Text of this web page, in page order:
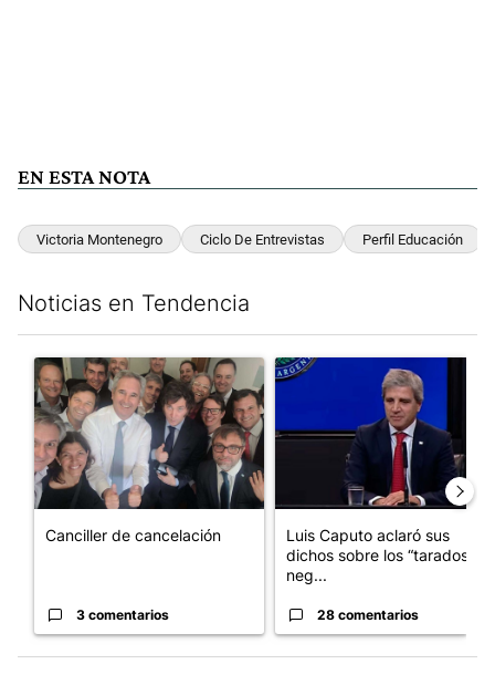
EN ESTA NOTA
Victoria Montenegro Ciclo De Entrevistas Perfil Educación
Noticias en Tendencia
Un artículo de tendencia con el título "Canciller de
Canciller de cancelación
3 comentarios
Un artículo de tendencia con
Luis Caputo aclaró sus
dichos sobre los “tarados” y
neg...
28 comentarios